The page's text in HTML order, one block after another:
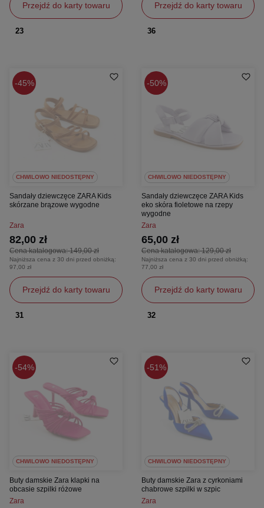
Przejdź do karty towaru
23
Przejdź do karty towaru
36
45%
CHWILOWO NIEDOSTĘPNY
Sandały dziewczęce ZARA Kids
skórzane brązowe wygodne
Zara
Cena katalogowa:149,00 zł
82,00 zł
Najniższa cena z 30 dni przed obniżką:
97,00 zł
Przejdź do karty towaru
31
50%
CHWILOWO NIEDOSTĘPNY
Sandały dziewczęce ZARA Kids
eko skóra fioletowe na rzepy
wygodne
Zara
Cena katalogowa:129,00 zł
65,00 zł
Najniższa cena z 30 dni przed obniżką:
77,00 zł
Przejdź do karty towaru
32
54%
CHWILOWO NIEDOSTĘPNY
Buty damskie Zara klapki na
obcasie szpilki różowe
Zara
51%
CHWILOWO NIEDOSTĘPNY
Buty damskie Zara z cyrkoniami
chabrowe szpilki w szpic
Zara